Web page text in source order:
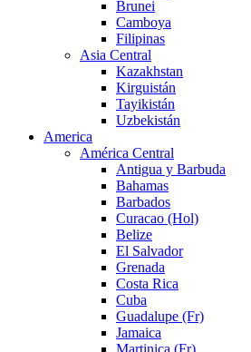
Brunei
Camboya
Filipinas
Asia Central
Kazakhstan
Kirguistán
Tayikistán
Uzbekistán
America
América Central
Antigua y Barbuda
Bahamas
Barbados
Curacao (Hol)
Belize
El Salvador
Grenada
Costa Rica
Cuba
Guadalupe (Fr)
Jamaica
Martinica (Fr)